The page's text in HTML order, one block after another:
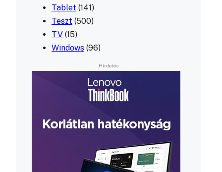
Tablet (141)
Teszt (500)
TV (15)
Windows (96)